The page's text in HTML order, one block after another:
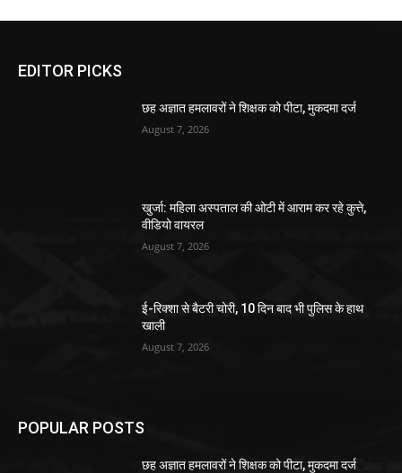
EDITOR PICKS
छह अज्ञात हमलावरों ने शिक्षक को पीटा, मुकदमा दर्ज
August 7, 2026
खुर्जा: महिला अस्पताल की ओटी में आराम कर रहे कुत्ते,
वीडियो वायरल
August 7, 2026
ई-रिक्शा से बैटरी चोरी, 10 दिन बाद भी पुलिस के हाथ
खाली
August 7, 2026
POPULAR POSTS
छह अज्ञात हमलावरों ने शिक्षक को पीटा, मुकदमा दर्ज